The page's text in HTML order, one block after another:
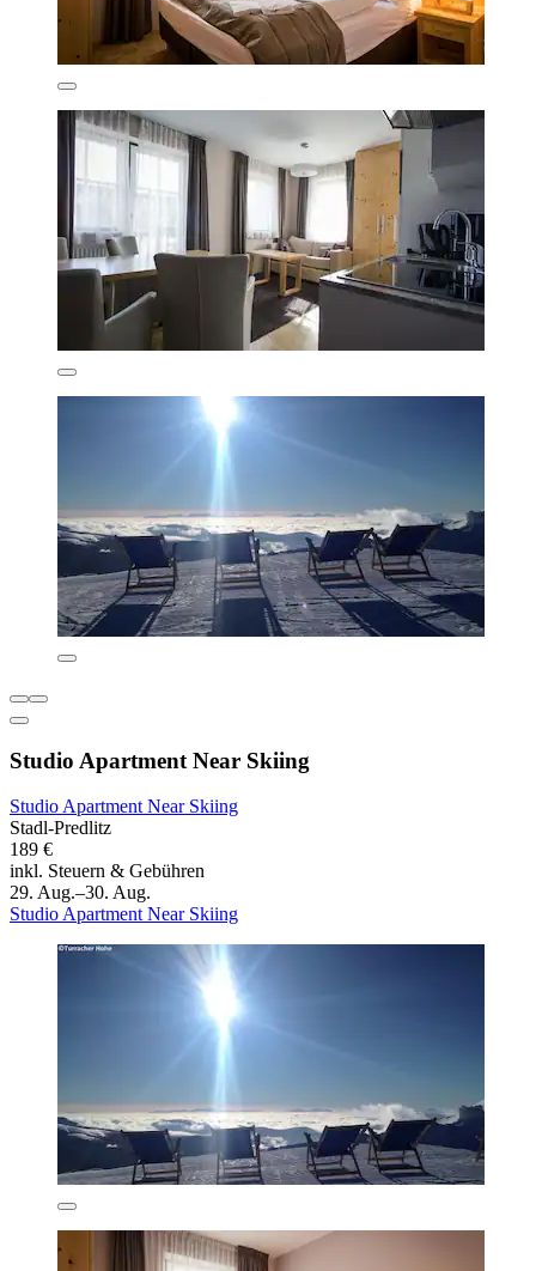
Studio Apartment Near Skiing
Studio Apartment Near Skiing
Stadl-Predlitz
189 €
inkl. Steuern & Gebühren
29. Aug.–30. Aug.
Studio Apartment Near Skiing